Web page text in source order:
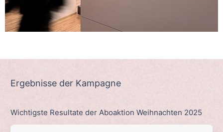
Ergebnisse der Kampagne
Wichtigste Resultate der Aboaktion Weihnachten 2025